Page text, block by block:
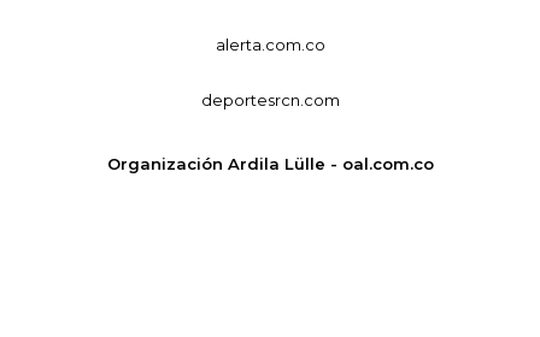
alerta.com.co
deportesrcn.com
Organización Ardila Lülle - oal.com.co